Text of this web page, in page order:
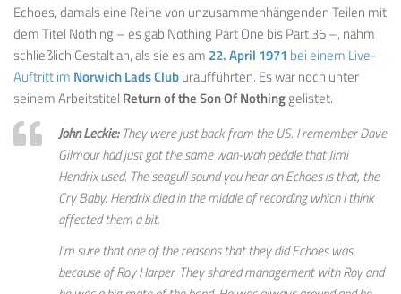
Echoes, damals eine Reihe von unzusammenhängenden Teilen mit
dem Titel Nothing – es gab Nothing Part One bis Part 36 –, nahm
schließlich Gestalt an, als sie es am 22. April 1971 bei einem Live-
Auftritt im Norwich Lads Cluburaufführten. Es war noch unter
seinem Arbeitstitel Return of the Son Of Nothinggelistet.
John Leckie:They were just back from the US. I remember Dave
Gilmour had just got the same wah-wah peddle that Jimi
Hendrix used. The seagull sound you hear onEchoesis that, the
Cry Baby. Hendrix died in the middle of recording which I think
affected them a bit.
I’m sure that one of the reasons that they didEchoeswas
because of Roy Harper. They shared management with Roy and